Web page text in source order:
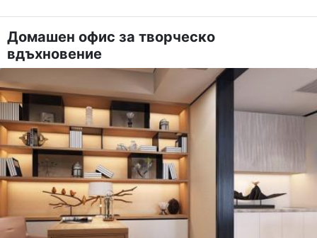
Домашен офис за творческо
вдъхновение